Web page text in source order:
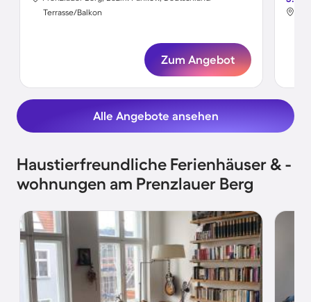
Terrasse/Balkon
Zum Angebot
Alle Angebote ansehen
Haustierfreundliche Ferienhäuser & -
wohnungen am Prenzlauer Berg